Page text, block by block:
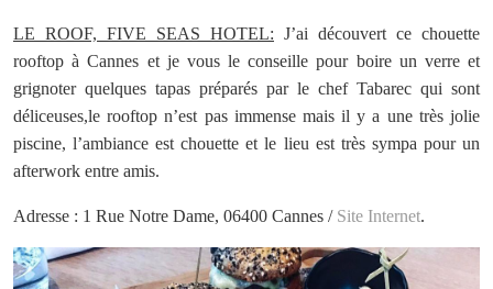
LE ROOF, FIVE SEAS HOTEL: J’ai découvert ce chouette
rooftop à Cannes et je vous le conseille pour boire un verre et
grignoter quelques tapas préparés par le chef Tabarec qui sont
déliceuses,le rooftop n’est pas immense mais il y a une très jolie
piscine, l’ambiance est chouette et le lieu est très sympa pour un
afterwork entre amis.
Adresse : 1 Rue Notre Dame, 06400 Cannes / Site Internet.